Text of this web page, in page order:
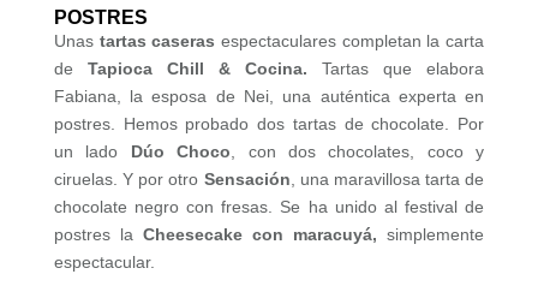
POSTRES
Unas tartas caseras espectaculares completan la carta
de Tapioca Chill & Cocina.Tartas que elabora
Fabiana, la esposa de Nei, una auténtica experta en
postres. Hemos probado dos tartas de chocolate. Por
un lado Dúo Choco , con dos chocolates, coco y
ciruelas. Y por otro Sensación , una maravillosa tarta de
chocolate negro con fresas. Se ha unido al festival de
postres la Cheesecake con maracuyá,simplemente
espectacular.